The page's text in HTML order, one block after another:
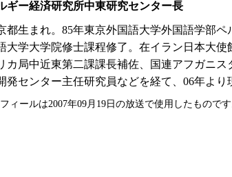
ギー経済研究所中東研究センター長
都生まれ。85年東京外国語大学外国語学部
大学大学院修士課程修了。在イラン日本大使
カ局中近東第二課課長補佐、国連アフガニス
発センター主任研究員などを経て、06年より
ィールは2007年09月19日の放送で使用したものです